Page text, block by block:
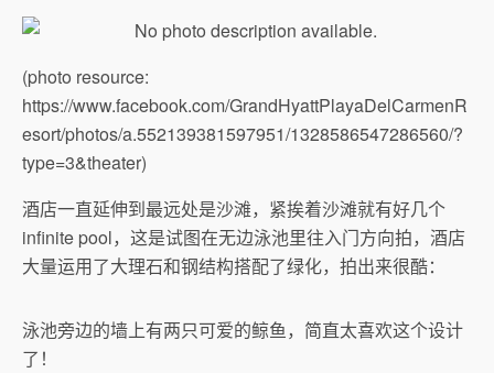
(photo resource:
https://www.facebook.com/GrandHyattPlayaDelCarmenR
esort/photos/a.552139381597951/1328586547286560/?
type=3&theater)
酒店一直延伸到最远处是沙滩，紧挨着沙滩就有好几个
infinite pool，这是试图在无边泳池里往入门方向拍，酒店
大量运用了大理石和钢结构搭配了绿化，拍出来很酷：
泳池旁边的墙上有两只可爱的鲸鱼，简直太喜欢这个设计
了！